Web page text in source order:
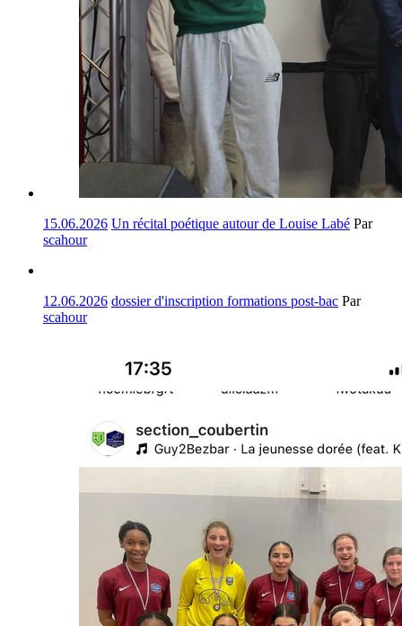
15.06.2026 Un récital poétique autour de Louise Labé Par
scahour
12.06.2026 dossier d'inscription formations post-bac Par
scahour